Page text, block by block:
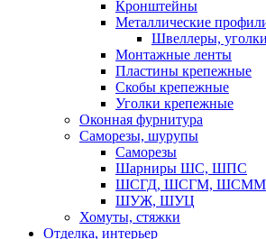
Кронштейны
Металлические
Швеллеры, уголки
Монтажные ленты
Пластины крепежные
Скобы крепежные
Уголки крепежные
Оконная фурнитура
Саморезы, шурупы
Саморезы
Шарниры ШС, ШПС
ШСГД, ШСГМ, ШСММ
ШУЖ, ШУЦ
Хомуты, стяжки
Отделка, интерьер